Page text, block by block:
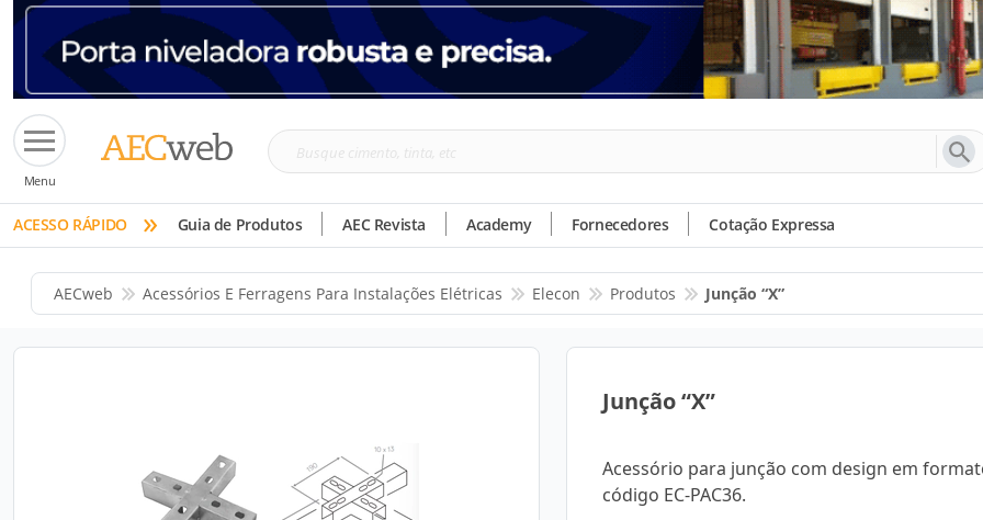
Menu
Busque
tinta,
etc
ACESSO RÁPIDO » Guia de Produtos AEC Revista Academy Fornecedores Cotação Expressa
AECweb Acessórios E Ferragens Para Instalações Elétricas Elecon Produtos Junção “X”
Junção “X”
Acessório para junção com design em
código EC-PAC36.